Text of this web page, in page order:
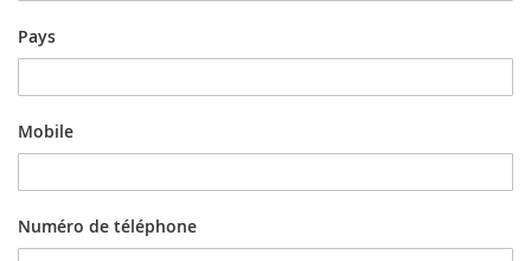
Pays
Mobile
Numéro de téléphone